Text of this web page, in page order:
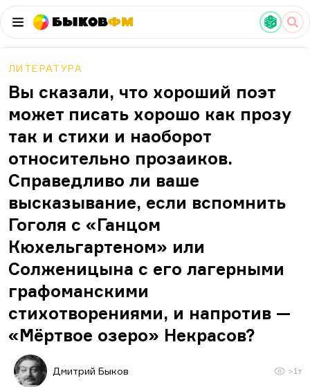
БыковФМ
ЛИТЕРАТУРА
Вы сказали, что хороший поэт
может писать хорошо как прозу
так и стихи и наоборот
относительно прозаиков.
Справедливо ли ваше
высказывание, если вспомнить
Гоголя с «Ганцом
Кюхельгартеном» или
Солженицына с его лагерными
графоманскими
стихотворениями, и напротив —
«Мёртвое озеро» Некрасов?
Дмитрий Быков >1т